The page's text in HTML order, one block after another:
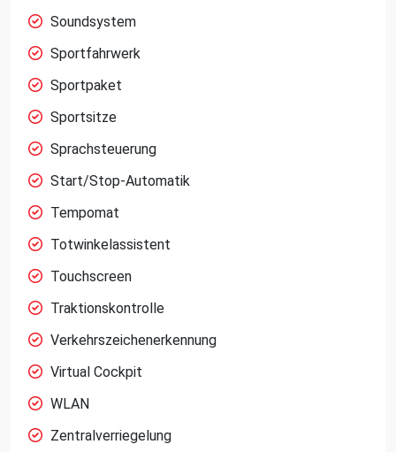
Soundsystem
Sportfahrwerk
Sportpaket
Sportsitze
Sprachsteuerung
Start/Stop-Automatik
Tempomat
Totwinkelassistent
Touchscreen
Traktionskontrolle
Verkehrszeichenerkennung
Virtual Cockpit
WLAN
Zentralverriegelung